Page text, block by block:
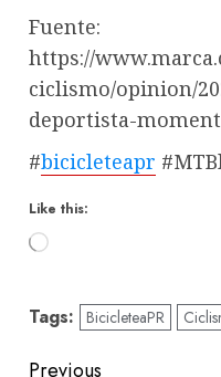
Fuente:
https://
ciclismo/opinion/
deportista-
#bicicleteapr
Like this:
Loading…
Tags: BicicleteaPR
Previous